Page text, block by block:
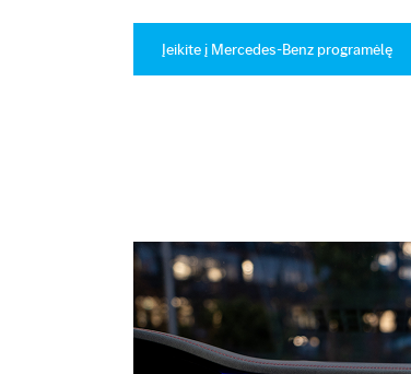
Įeikite į Mercedes-Benz programėlę